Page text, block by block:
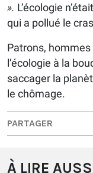
». L’écologie
qui a pollué le
Patrons,
l’écologie à la
saccager la
le chômage.
PARTAGER
À LIRE